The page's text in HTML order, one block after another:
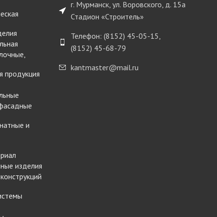
продукция
и
изделия
г. Мурманск, ул. Воровского, д. 15а
Стадион «Строитель»
Телефон: (8152) 45-05-15,
(8152) 45-68-79
kantmaster@mail.ru